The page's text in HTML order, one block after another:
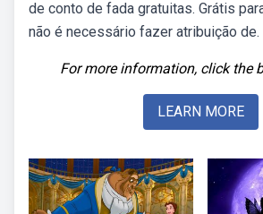
de conto de fada gratuitas. Grátis
não é necessário fazer atribuição de.
For more information, click the
LEARN MORE